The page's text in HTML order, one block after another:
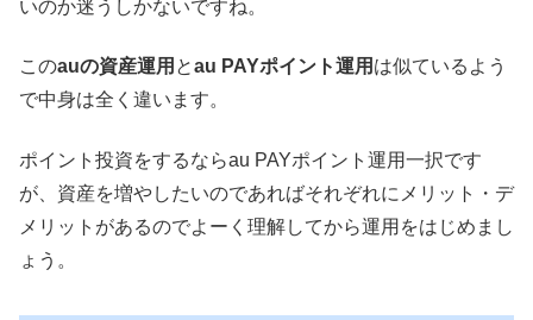
いのか迷うしかないですね。
このauの資産運用 とau PAYポイント運用 は似ているよう
で中身は全く違います。
ポイント投資をするならau PAYポイント運用一択です
が、資産を増やしたいのであればそれぞれにメリット・デ
メリットがあるのでよーく理解してから運用をはじめまし
ょう。